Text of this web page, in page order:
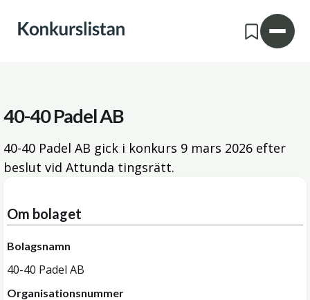
40-40 Padel AB
40-40 Padel AB gick i konkurs 9 mars 2026 efter
beslut vid Attunda tingsrätt.
Om bolaget
Bolagsnamn
40-40 Padel AB
Organisationsnummer